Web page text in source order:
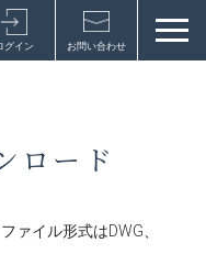
グイン お問い合わせ
ロード
ァイル形式はDWG、